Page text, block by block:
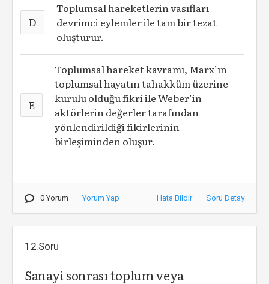
D
Toplumsal hareketlerin vasıfları
devrimci eylemler ile tam bir tezat
oluşturur.
E
Toplumsal hareket kavramı, Marx’ın
toplumsal hayatın tahakküm üzerine
kurulu olduğu fikri ile Weber’in
aktörlerin değerler tarafından
yönlendirildiği fikirlerinin
birleşiminden oluşur.
0 Yorum Yorum Yap Hata Bildir Soru Detay
12.Soru
Sanayi sonrası toplum veya